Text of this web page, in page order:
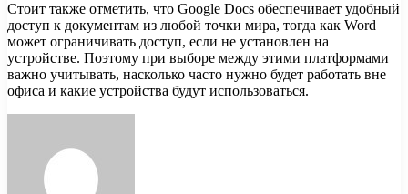
Стоит также отметить, что Google Docs обеспечивает удобный
доступ к документам из любой точки мира, тогда как Word
может ограничивать доступ, если не установлен на
устройстве. Поэтому при выборе между этими платформами
важно учитывать, насколько часто нужно будет работать вне
офиса и какие устройства будут использоваться.